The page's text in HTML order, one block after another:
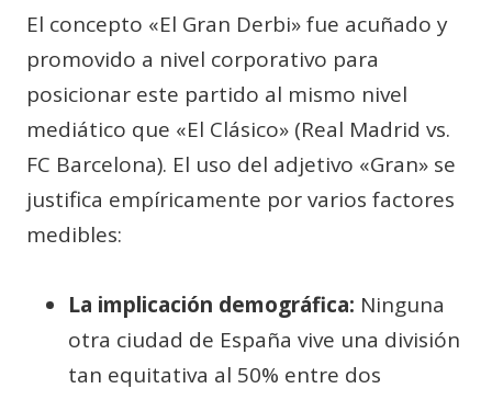
El concepto «El Gran Derbi» fue acuñado y
promovido a nivel corporativo para
posicionar este partido al mismo nivel
mediático que «El Clásico» (Real Madrid vs.
FC Barcelona). El uso del adjetivo «Gran» se
justifica empíricamente por varios factores
medibles:
La implicación demográfica: Ninguna
otra ciudad de España vive una división
tan equitativa al 50% entre dos